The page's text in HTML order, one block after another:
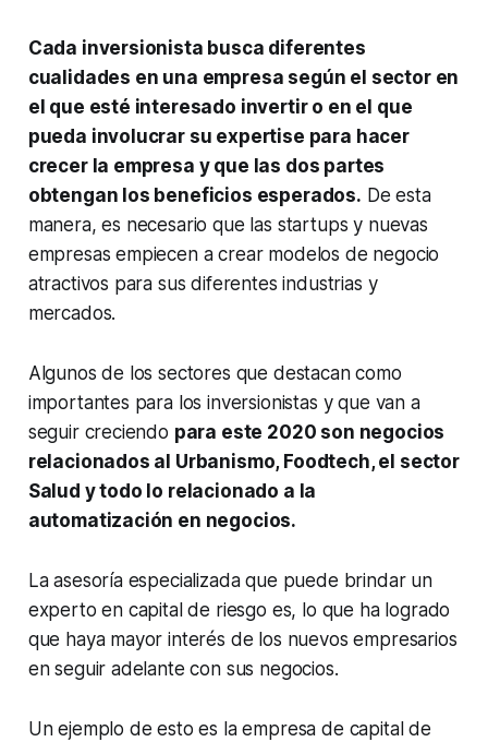
Cada inversionista busca diferentes
cualidades en una empresa según el sector en
el que esté interesado invertir o en el que
pueda involucrar su expertise para hacer
crecer la empresa y que las dos partes
obtengan los beneficios esperados. De esta
manera, es necesario que las startups y nuevas
empresas empiecen a crear modelos de negocio
atractivos para sus diferentes industrias y
mercados.
Algunos de los sectores que destacan como
importantes para los inversionistas y que van a
seguir creciendo para este 2020 son negocios
relacionados al Urbanismo, Foodtech, el sector
Salud y todo lo relacionado a la
automatización en negocios.
La asesoría especializada que puede brindar un
experto en capital de riesgo es, lo que ha logrado
que haya mayor interés de los nuevos empresarios
en seguir adelante con sus negocios.
Un ejemplo de esto es la empresa de capital de